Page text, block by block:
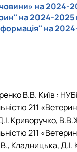
на 2024-
на 2024-2025
на
В.В. Київ :
211
Криворучко,
211
Кладницька,